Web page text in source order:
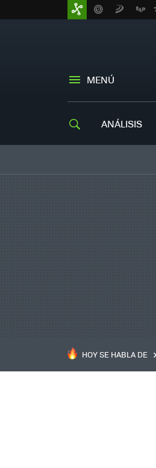
MENÚ
ANÁLISIS
HOY SE HABLA DE